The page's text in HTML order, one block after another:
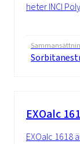
heter INCI
EXOalc
EXOalc 1618